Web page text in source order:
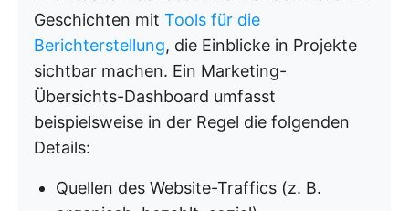
Geschichten mit Tools für die
Berichterstellung, die Einblicke in Projekte
sichtbar machen. Ein Marketing-
Übersichts-Dashboard umfasst
beispielsweise in der Regel die folgenden
Details:
Quellen des Website-Traffics (z. B.